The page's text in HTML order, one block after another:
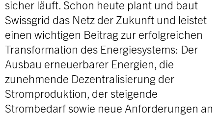
sicher läuft. Schon heute plant und baut
Swissgrid das Netz der Zukunft und
leistet
einen wichtigen Beitrag zur erfolgreichen
Transformation des Energiesystems: Der
Ausbau erneuerbarer Energien, die
zunehmende Dezentralisierung der
Stromproduktion, der steigende
Strombedarf sowie neue Anforderungen an